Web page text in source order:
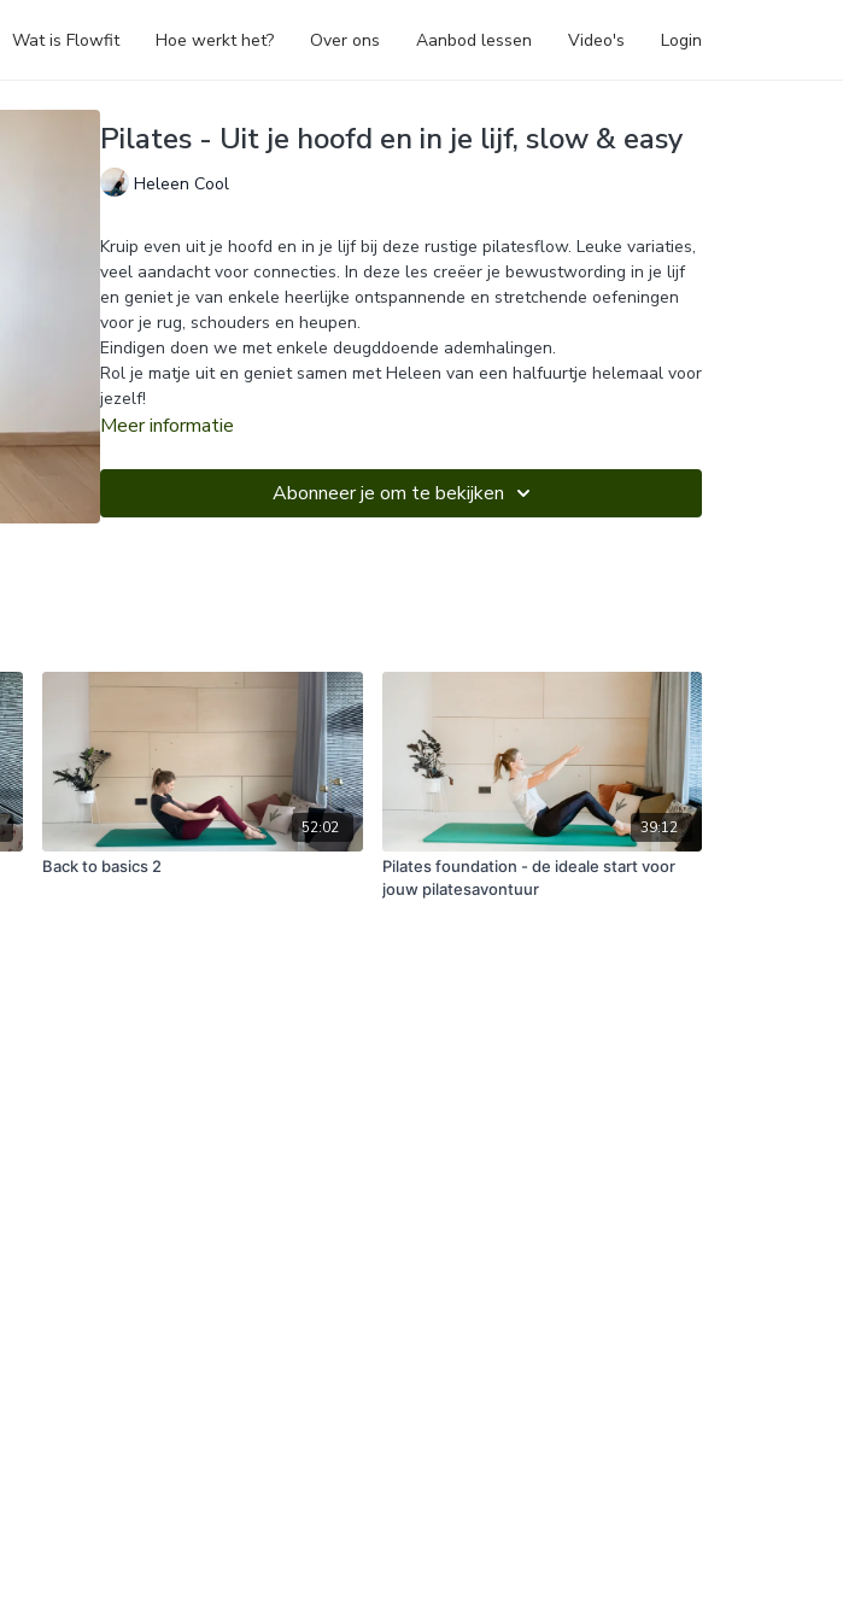
Wat is Flowfit Hoe werkt het? Over ons Aanbod lessen Video's Login
Pilates - Uit je hoofd en in je lijf, slow & easy
Heleen Cool
Kruip even uit je hoofd en in je lijf bij deze rustige pilatesflow. Leuke variaties,
veel aandacht voor connecties. In deze les creëer je bewustwording in je lijf
en geniet je van enkele heerlijke ontspannende en stretchende oefeningen
voor je rug, schouders en heupen.
Eindigen doen we met enkele deugddoende ademhalingen.
Rol je matje uit en geniet samen met Heleen van een halfuurtje helemaal voor
jezelf!
Meer informatie
Abonneer je om te bekijken
52:02
Back to basics 2
39:12
Pilates foundation - de ideale start voor
jouw pilatesavontuur